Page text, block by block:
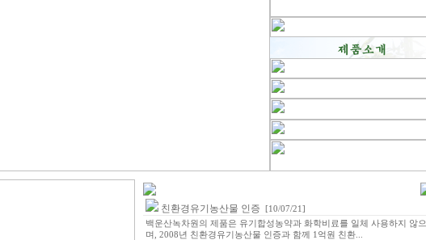
친환경유기농산물 인증 [10/07/21]
백운산녹차원의 제품은 유기합성농약과 화학비료를 일체 사용하지 않으
며, 2008년 친환경유기농산물 인증과 함께 1억원 친환...